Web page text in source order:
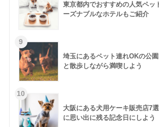
東京都内でおすすめの人気ペッ
ーズナブルなホテルもご紹介
埼玉にあるペット連れOKの公
と散歩しながら満喫しよう
大阪にある犬用ケーキ販売店7
に思い出に残る記念日にしよう